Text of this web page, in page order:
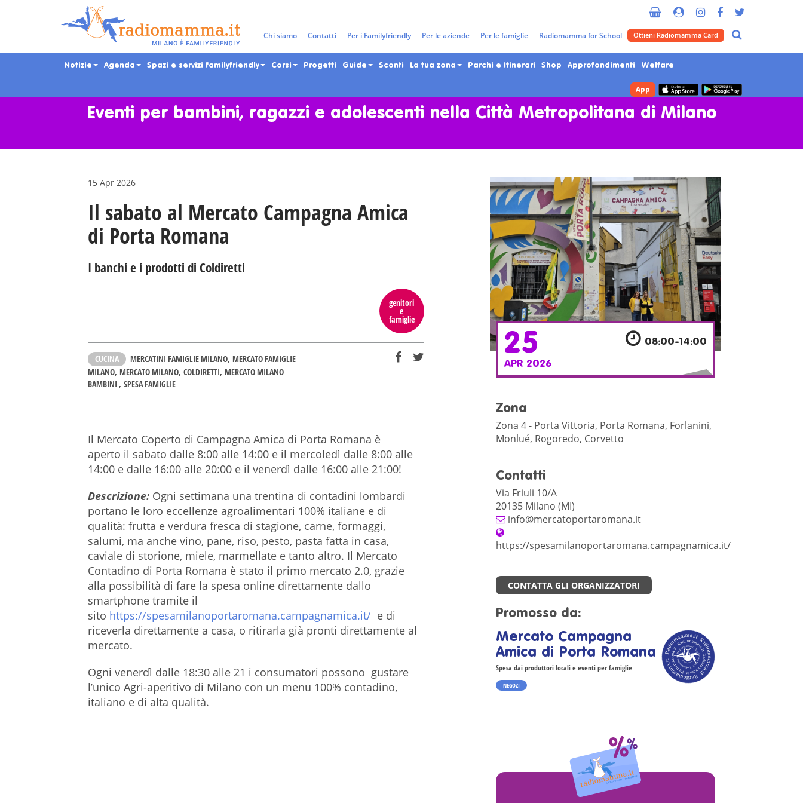
to
Chi siamo Contatti Per i Familyfriendly Per le aziende Per le famiglie Radiomamma for School Ottieni Radiomamma Card
Notizie Agenda Spazi e servizi familyfriendly Corsi Progetti Guide Sconti La tua zona Parchi e Itinerari Shop Approfondimenti Welfare
App
Eventi per bambini, ragazzi e adolescenti nella Città Metropolitana di Milano
15 Apr 2026
Il sabato al Mercato Campagna Amica
di Porta Romana
I banchi e i prodotti di Coldiretti
genitori
e
famiglie
CUCINA MERCATINI FAMIGLIE MILANO MERCATO FAMIGLIE
MILANO MERCATO MILANO COLDIRETTI MERCATO MILANO
BAMBINI
SPESA FAMIGLIE
Il Mercato Coperto di Campagna Amica di Porta Romana è
aperto il sabato dalle 8:00 alle 14:00 e il mercoledì dalle 8:00 alle
14:00 e dalle 16:00 alle 20:00 e il venerdì dalle 16:00 alle 21:00!
Descrizione: Ogni settimana una trentina di contadini lombardi
portano le loro eccellenze agroalimentari 100% italiane e di
qualità: frutta e verdura fresca di stagione, carne, formaggi,
salumi, ma anche vino, pane, riso, pesto, pasta fatta in casa,
caviale di storione, miele, marmellate e tanto altro. Il Mercato
Contadino di Porta Romana è stato il primo mercato 2.0, grazie
alla possibilità di fare la spesa online direttamente dallo
smartphone tramite il
sito https://spesamilanoportaromana.campagnamica.it/ e di
riceverla direttamente a casa, o ritirarla già pronti direttamente al
mercato.
Ogni venerdì dalle 18:30 alle 21 i consumatori possono gustare
l’unico Agri-aperitivo di Milano con un menu 100% contadino,
italiano e di alta qualità.
25
APR 2026
08:00-14:00
Zona
Zona 4 - Porta Vittoria, Porta Romana, Forlanini,
Monlué, Rogoredo, Corvetto
Contatti
Via Friuli 10/A
20135 Milano (MI)
info@mercatoportaromana.it
https://spesamilanoportaromana.campagnamica.it/
CONTATTA GLI ORGANIZZATORI
Promosso da:
Mercato Campagna
Amica di Porta Romana
Spesa dai produttori locali e eventi per famiglie
NEGOZI